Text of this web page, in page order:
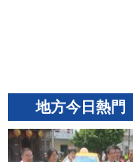
地方今日熱門